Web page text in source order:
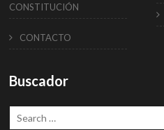
CONSTITUCIÓN
CONTACTO
Buscador